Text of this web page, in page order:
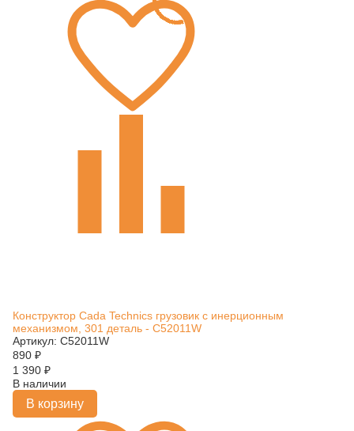
Конструктор Cada Technics грузовик c инерционным
механизмом, 301 деталь - C52011W
Артикул: C52011W
890 ₽
1 390 ₽
В наличии
В корзину